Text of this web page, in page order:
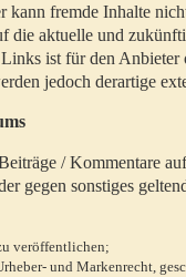
fremde Inhalte
die aktuelle und
ist für den
jedoch derartige
/ Kommentare
gegen sonstiges
veröffentlichen;
und Markenrecht,